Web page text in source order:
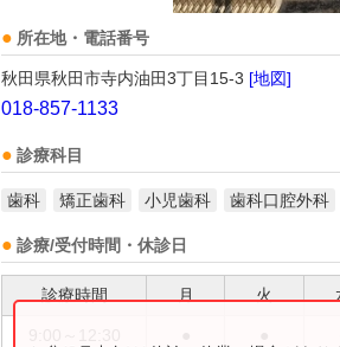
所在地・電話番号
秋田県秋田市寺内油田3丁目15-3 [地図]
018-857-1133
診療科目
歯科 矯正歯科 小児歯科 歯科口腔外科
診療/受付時間・休診日
診療時間 月 火